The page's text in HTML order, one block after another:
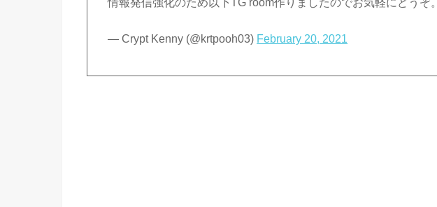
— Crypt Kenny (@krtpooh03) February 20, 2021